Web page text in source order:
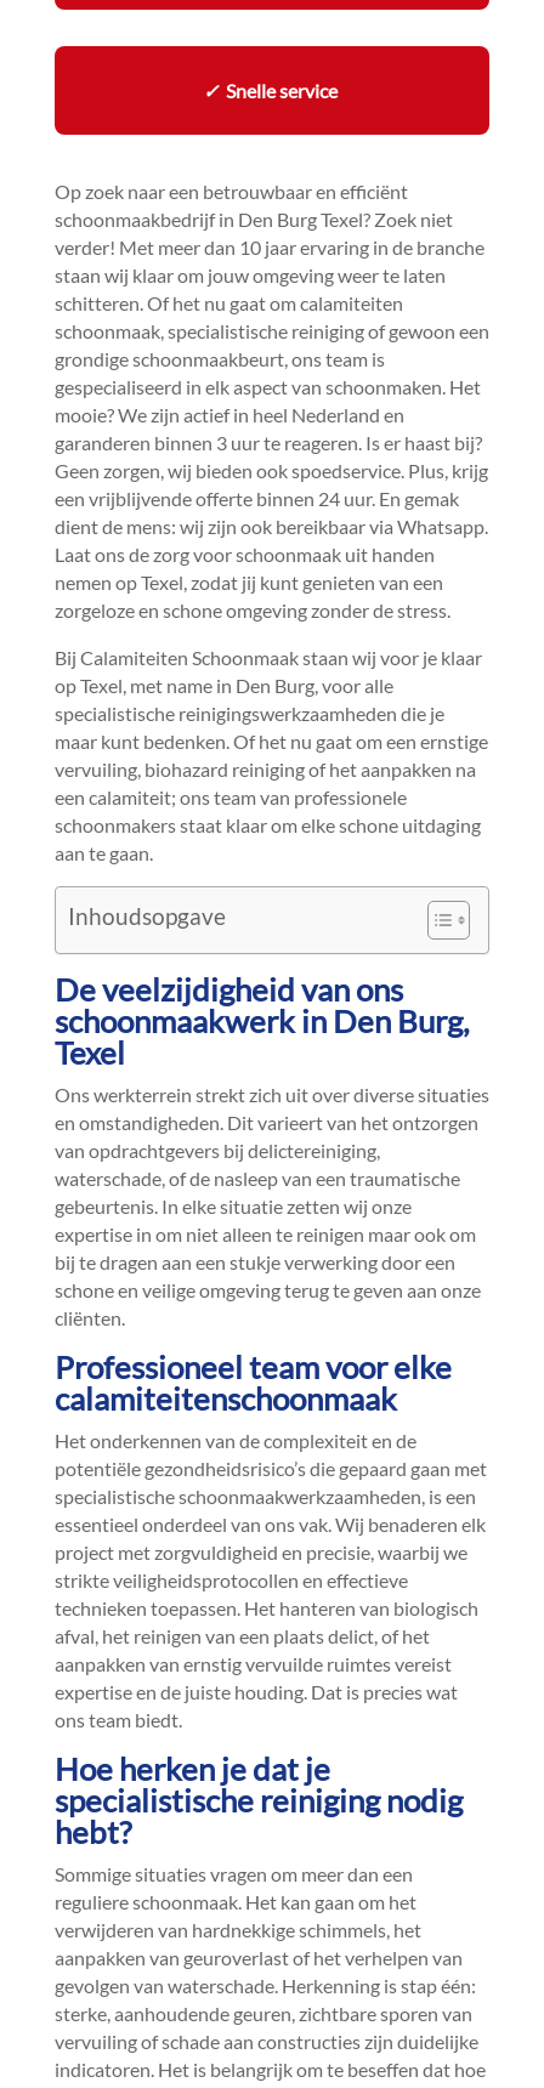
✓Snelle service
Op zoek naar een betrouwbaar en efficiënt
schoonmaakbedrijf in Den Burg Texel? Zoek niet
verder! Met meer dan 10 jaar ervaring in de branche
staan wij klaar om jouw omgeving weer te laten
schitteren.​ Of het nu gaat om calamiteiten
schoonmaak, specialistische reiniging of gewoon een
grondige schoonmaakbeurt, ons team is
gespecialiseerd in elk aspect van schoonmaken.​ Het
mooie? We zijn actief in heel Nederland en
garanderen binnen 3 uur te reageren.​ Is er haast bij?
Geen zorgen, wij bieden ook spoedservice.​ Plus, krijg
een vrijblijvende offerte binnen 24 uur.​ En gemak
dient de mens: wij zijn ook bereikbaar via Whatsapp.​
Laat ons de zorg voor schoonmaak uit handen
nemen op Texel, zodat jij kunt genieten van een
zorgeloze en schone omgeving zonder de stress.​
Bij Calamiteiten Schoonmaak staan wij voor je klaar
op Texel, met name in Den Burg, voor alle
specialistische reinigingswerkzaamheden die je
maar kunt bedenken.​ Of het nu gaat om een ernstige
vervuiling, biohazard reiniging of het aanpakken na
een calamiteit; ons team van professionele
schoonmakers staat klaar om elke schone uitdaging
aan te gaan.​
Inhoudsopgave
De veelzijdigheid van ons
schoonmaakwerk in Den Burg,
Texel
Ons werkterrein strekt zich uit over diverse situaties
en omstandigheden.​ Dit varieert van het ontzorgen
van opdrachtgevers bij delictereiniging,
waterschade, of de nasleep van een traumatische
gebeurtenis.​ In elke situatie zetten wij onze
expertise in om niet alleen te reinigen maar ook om
bij te dragen aan een stukje verwerking door een
schone en veilige omgeving terug te geven aan onze
cliënten.​
Professioneel team voor elke
calamiteitenschoonmaak
Het onderkennen van de complexiteit en de
potentiële gezondheidsrisico’s die gepaard gaan met
specialistische schoonmaakwerkzaamheden, is een
essentieel onderdeel van ons vak.​ Wij benaderen elk
project met zorgvuldigheid en precisie, waarbij we
strikte veiligheidsprotocollen en effectieve
technieken toepassen.​ Het hanteren van biologisch
afval, het reinigen van een plaats delict, of het
aanpakken van ernstig vervuilde ruimtes vereist
expertise en de juiste houding.​ Dat is precies wat
ons team biedt.​
Hoe herken je dat je
specialistische reiniging nodig
hebt?
Sommige situaties vragen om meer dan een
reguliere schoonmaak.​ Het kan gaan om het
verwijderen van hardnekkige schimmels, het
aanpakken van geuroverlast of het verhelpen van
gevolgen van waterschade.​ Herkenning is stap één:
sterke, aanhoudende geuren, zichtbare sporen van
vervuiling of schade aan constructies zijn duidelijke
indicatoren.​ Het is belangrijk om te beseffen dat hoe